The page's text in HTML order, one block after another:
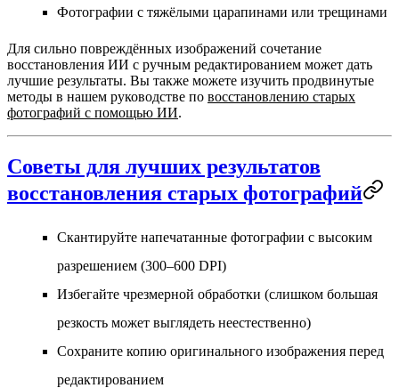
Фотографии с тяжёлыми царапинами или трещинами
Для сильно повреждённых изображений сочетание
восстановления ИИ с ручным редактированием может дать
лучшие результаты. Вы также можете изучить продвинутые
методы в нашем руководстве по восстановлению старых
фотографий с помощью ИИ.
Советы для лучших результатов
восстановления старых фотографий
Скантируйте напечатанные фотографии с высоким
разрешением (300–600 DPI)
Избегайте чрезмерной обработки (слишком большая
резкость может выглядеть неестественно)
Сохраните копию оригинального изображения перед
редактированием